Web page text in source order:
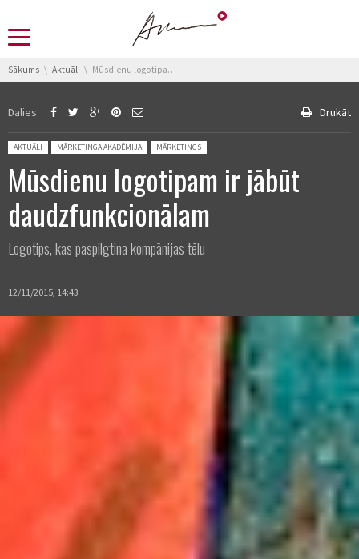
You are here:
Sākums Aktuāli Mūsdienu logotipam ir jābūt daudzfunkcionālam
Dalies Drukāt
Posted in:
AKTUĀLI MĀRKETINGA AKADĒMIJA MĀRKETINGS
Mūsdienu logotipam ir jābūt
daudzfunkcionālam
Logotips, kas paspilgtina kompānijas tēlu
12/11/2015, 14:43